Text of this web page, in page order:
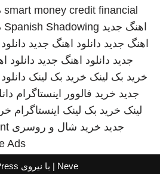
smart money credit financial
اهنگ جدید Spanish Shadowing
اهنگ جدید دانلود اهنگ جدید
جدید دانلود اهنگ جدید دانلود
خرید بک لینک خرید بک لینک
جدید خرید فالوور اینستاگرام
لینک خرید بک لینک اینستاگرام
جدید خرید شال و روسری
Ads
Neve | با نیروی